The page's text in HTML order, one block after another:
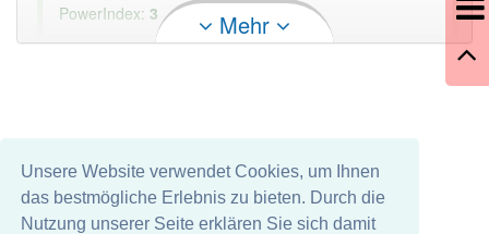
Unsere Website verwendet Cookies, um Ihnen
das bestmögliche Erlebnis zu bieten. Durch die
Nutzung unserer Seite erklären Sie sich damit
PowerIndex: 3
Wörter mit Endung -einkommensgrenze
aber mit
einem anderen Artikeldie: 0
Mehr